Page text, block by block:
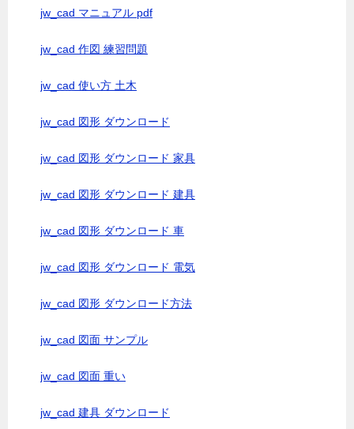
jw_cad マニュアル pdf
jw_cad 作図 練習問題
jw_cad 使い方 土木
jw_cad 図形 ダウンロード
jw_cad 図形 ダウンロード 家具
jw_cad 図形 ダウンロード 建具
jw_cad 図形 ダウンロード 車
jw_cad 図形 ダウンロード 電気
jw_cad 図形 ダウンロード方法
jw_cad 図面 サンプル
jw_cad 図面 重い
jw_cad 建具 ダウンロード